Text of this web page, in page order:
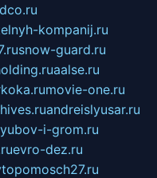
kompanij.ru
snow-guard.ru
aalse.ru
movie-one.ru
andreislyusar.ru
i-grom.ru
evro-dez.ru